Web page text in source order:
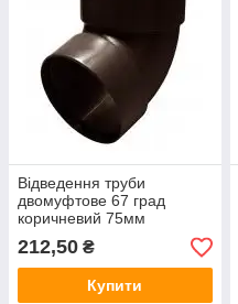
Відведення труби
двомуфтове 67 град
коричневий 75мм
RAINWAY
212,50 ₴
Купити